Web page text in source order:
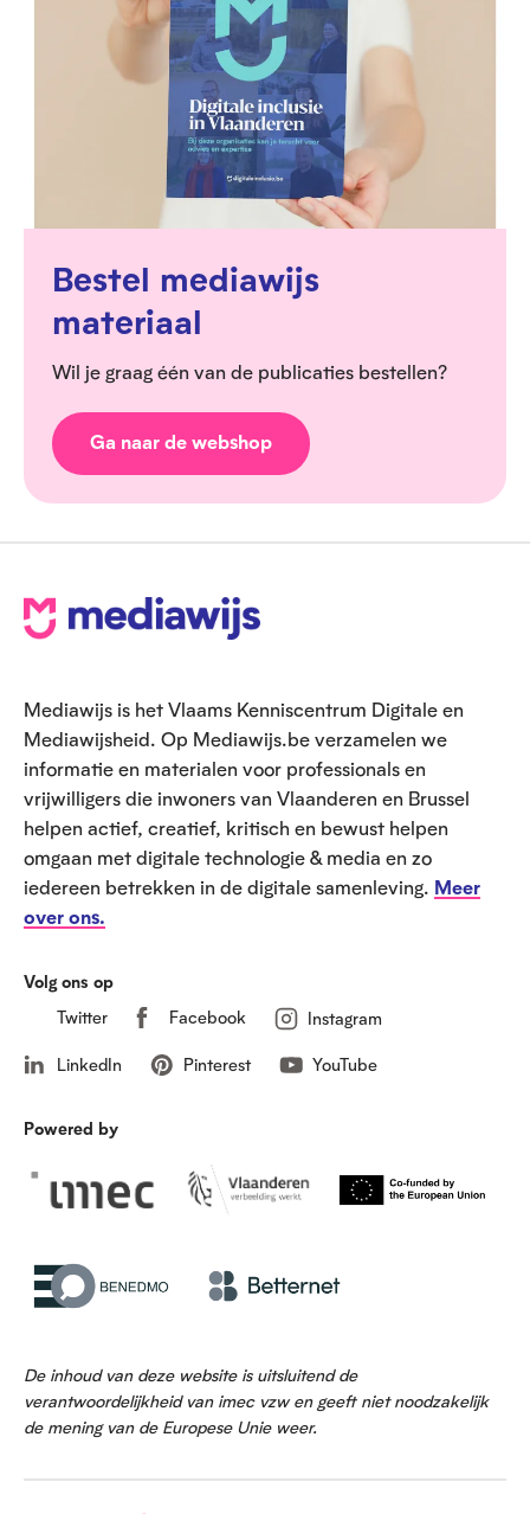
Bestel mediawijs
materiaal
Wil je graag één van de publicaties bestellen?
Ga naar de webshop
V
o
e
t
Mediawijs is het Vlaams Kenniscentrum Digitale en
Mediawijsheid. Op Mediawijs.be verzamelen we
informatie en materialen voor professionals en
vrijwilligers die inwoners van Vlaanderen en Brussel
helpen actief, creatief, kritisch en bewust helpen
omgaan met digitale technologie & media en zo
iedereen betrekken in de digitale samenleving. Meer
over ons.
Volg ons op
Twitter
Facebook Instagram
LinkedIn Pinterest YouTube
Powered by
De inhoud van deze website is uitsluitend de
verantwoordelijkheid van imec vzw en geeft niet noodzakelijk
de mening van de Europese Unie weer.